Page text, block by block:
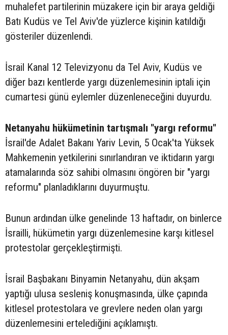
muhalefet partilerinin müzakere için bir araya geldiği
Batı Kudüs ve Tel Aviv'de yüzlerce kişinin katıldığı
gösteriler düzenlendi.
İsrail Kanal 12 Televizyonu da Tel Aviv, Kudüs ve
diğer bazı kentlerde yargı düzenlemesinin iptali için
cumartesi günü eylemler düzenleneceğini duyurdu.
Netanyahu hükümetinin tartışmalı "yargı reformu"
İsrail'de Adalet Bakanı Yariv Levin, 5 Ocak'ta Yüksek
Mahkemenin yetkilerini sınırlandıran ve iktidarın yargı
atamalarında söz sahibi olmasını öngören bir "yargı
reformu" planladıklarını duyurmuştu.
Bunun ardından ülke genelinde 13 haftadır, on binlerce
İsrailli, hükümetin yargı düzenlemesine karşı kitlesel
protestolar gerçekleştirmişti.
İsrail Başbakanı Binyamin Netanyahu, dün akşam
yaptığı ulusa sesleniş konuşmasında, ülke çapında
kitlesel protestolara ve grevlere neden olan yargı
düzenlemesini ertelediğini açıklamıştı.